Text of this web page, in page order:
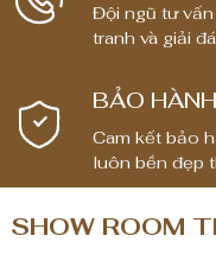
Đội ngũ tư
tranh và giải
BẢO
Cam kết bảo
luôn bền đẹp
SHOW ROOM